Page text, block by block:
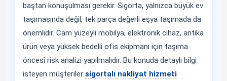
baştan konuşulması gerekir. Sigorta, yalnızca büyük ev
taşımasında değil, tek parça değerli eşya taşımada da
önemlidir. Cam yüzeyli mobilya, elektronik cihaz, antika
ürün veya yüksek bedelli ofis ekipmanı için taşıma
öncesi risk analizi yapılmalıdır. Bu konuda detaylı bilgi
isteyen müşteriler sigortalı nakliyat hizmeti